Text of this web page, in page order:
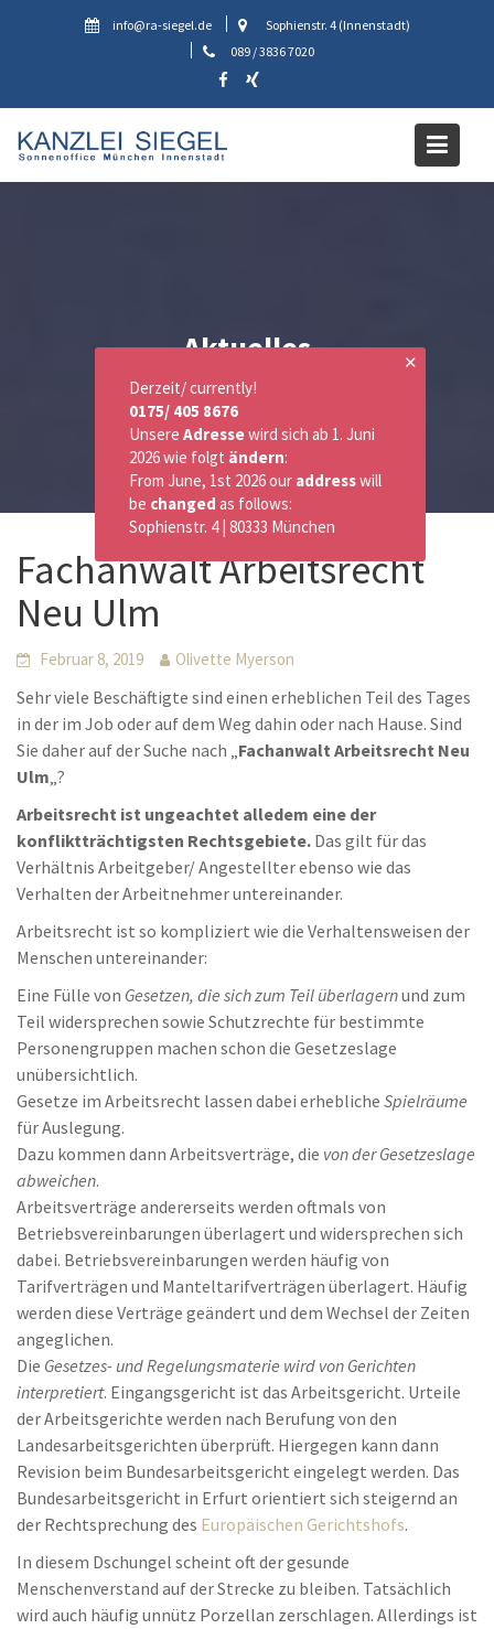
info@ra-siegel.de
Sophienstr. 4 (Innenstadt)
089 / 3836 7020
Aktuelles
Fachanwalt Arbeitsrecht
Neu Ulm
Februar 8, 2019 Olivette Myerson
Sehr viele Beschäftigte sind einen erheblichen Teil des Tages
in der im Job oder auf dem Weg dahin oder nach Hause. Sind
Sie daher auf der Suche nach „Fachanwalt Arbeitsrecht Neu
Ulm„?
Arbeitsrecht ist ungeachtet alledem eine der
konfliktträchtigsten Rechtsgebiete. Das gilt für das
Verhältnis Arbeitgeber/ Angestellter ebenso wie das
Verhalten der Arbeitnehmer untereinander.
Arbeitsrecht ist so kompliziert wie die Verhaltensweisen der
Menschen untereinander:
Eine Fülle von Gesetzen, die sich zum Teil überlagernund zum
Teil widersprechen sowie Schutzrechte für bestimmte
Personengruppen machen schon die Gesetzeslage
unübersichtlich.
Gesetze im Arbeitsrecht lassen dabei erhebliche Spielräume
für Auslegung.
Dazu kommen dann Arbeitsverträge, die von der Gesetzeslage
abweichen.
Arbeitsverträge andererseits werden oftmals von
Betriebsvereinbarungen überlagert und widersprechen sich
dabei. Betriebsvereinbarungen werden häufig von
Tarifverträgen und Manteltarifverträgen überlagert. Häufig
werden diese Verträge geändert und dem Wechsel der Zeiten
angeglichen.
Die Gesetzes- und Regelungsmaterie wird von Gerichten
interpretiert. Eingangsgericht ist das Arbeitsgericht. Urteile
der Arbeitsgerichte werden nach Berufung von den
Landesarbeitsgerichten überprüft. Hiergegen kann dann
Revision beim Bundesarbeitsgericht eingelegt werden. Das
Bundesarbeitsgericht in Erfurt orientiert sich steigernd an
der Rechtsprechung des Europäischen Gerichtshofs.
In diesem Dschungel scheint oft der gesunde
Menschenverstand auf der Strecke zu bleiben. Tatsächlich
wird auch häufig unnütz Porzellan zerschlagen. Allerdings ist
✕
Derzeit/ currently!
0175/ 405 8676
Unsere Adressewird sich ab 1. Juni
2026 wie folgt ändern:
From June, 1st 2026 our addresswill
be changed as follows:
Sophienstr. 4 | 80333 München